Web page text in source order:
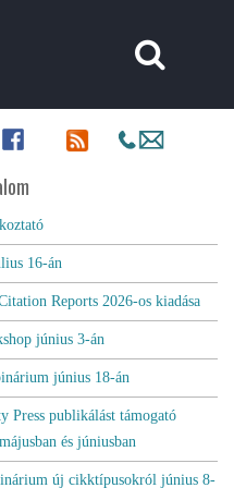
16-án
Reports 2026-os kiadása
június 3-án
június 18-án
Press publikálást támogató
és júniusban
új cikktípusokról június 8-